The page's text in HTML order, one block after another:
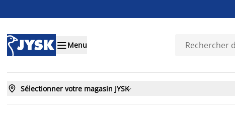
Menu
 Sélectionner votre magasin JYSK